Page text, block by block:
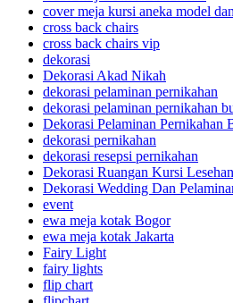
cover meja kursi aneka model
cross back chairs
cross back chairs vip
dekorasi
Dekorasi Akad Nikah
dekorasi pelaminan pernikahan
dekorasi pelaminan pernikahan
Dekorasi Pelaminan Pernikahan
dekorasi pernikahan
dekorasi resepsi pernikahan
Dekorasi Ruangan Kursi
Dekorasi Wedding Dan
event
ewa meja kotak Bogor
ewa meja kotak Jakarta
Fairy Light
fairy lights
flip chart